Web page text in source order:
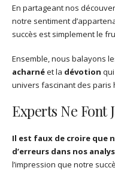
En partageant nos
notre sentiment
succès est simplement le
Ensemble, nous balayons
acharnéet la dévotion
univers fascinant des paris
Experts Ne Font
Il est faux de croire que
d’erreurs dans nos
l’impression que notre